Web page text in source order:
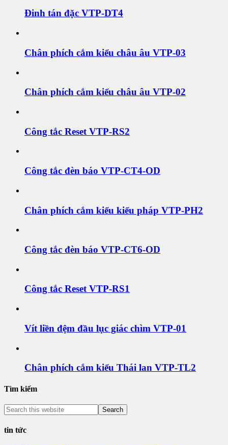
Đinh tán đặc VTP-DT4
Chân phích cắm kiểu châu âu VTP-03
Chân phích cắm kiểu châu âu VTP-02
Công tắc Reset VTP-RS2
Công tắc đèn báo VTP-CT4-OD
Chân phích cắm kiểu kiểu pháp VTP-PH2
Công tắc đèn báo VTP-CT6-OD
Công tắc Reset VTP-RS1
Vít liền đệm đầu lục giác chìm VTP-01
Chân phích cắm kiểu Thái lan VTP-TL2
Tìm kiếm
tin tức